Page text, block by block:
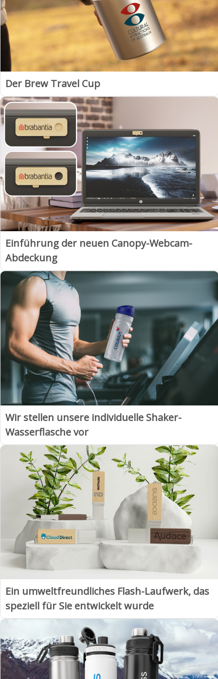
Der Brew Travel Cup
Einführung der neuen Canopy-Webcam-
Abdeckung
Wir stellen unsere individuelle Shaker-
Wasserflasche vor
Ein umweltfreundliches Flash-Laufwerk, das
speziell für Sie entwickelt wurde